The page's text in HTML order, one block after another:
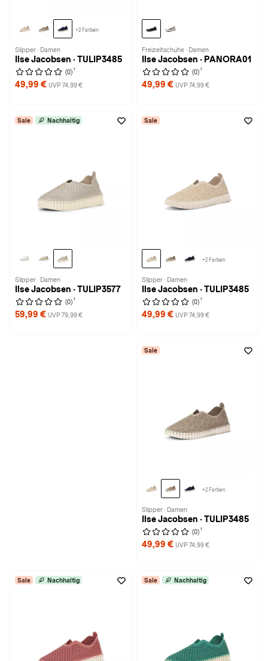
+2 Farben
Slipper · Damen
Ilse Jacobsen · TULIP3485
(0) 1
49,99 € UVP 74,99 €
Freizeitschuhe · Damen
Ilse Jacobsen · PANORA01
(0) 1
49,99 € UVP 74,99 €
Sale Nachhaltig
Slipper · Damen
Ilse Jacobsen · TULIP3577
(0) 1
59,99 € UVP 79,99 €
Sale
+2 Farben
Slipper · Damen
Ilse Jacobsen · TULIP3485
(0) 1
49,99 € UVP 74,99 €
Sale
+2 Farben
Slipper · Damen
Ilse Jacobsen · TULIP3485
(0) 1
49,99 € UVP 74,99 €
Sale Nachhaltig Sale Nachhaltig